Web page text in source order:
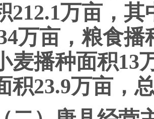
212.1万亩，其
万亩，粮食播
麦播种面积13
积23.9万亩，